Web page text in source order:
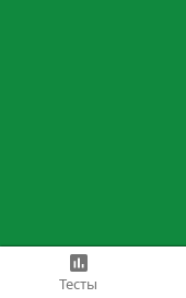
Тесты